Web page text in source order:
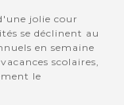
jolie cour
se déclinent au
en semaine
scolaires,
le